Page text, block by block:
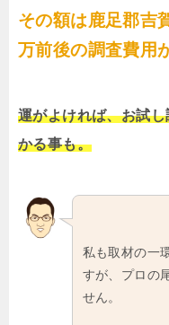
その額は鹿足郡吉
万前後の調査費用
運がよければ、お試
かる事も。
私も取材の一
すが、プロの
せん。